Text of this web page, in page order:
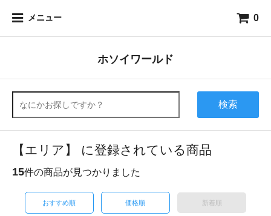
メニュー 0
ホソイワールド
検索
【エリア】 に登録されている商品
15件の商品が見つかりました
おすすめ順 価格順 新着順